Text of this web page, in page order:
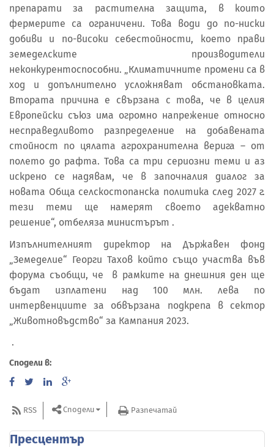
препарати за растителна защита, в които
фермерите са ограничени. Това води до по-ниски
добиви и по-високи себестойности, което прави
земеделските производители
неконкурентоспособни. „Климатичните промени са в
ход и допълнително усложняват обстановката.
Втората причина е свързана с това, че в целия
Европейски съюз има огромно напрежение относно
несправедливото разпределение на добавената
стойност по цялата агрохранителна верига – от
полето до рафта. Това са три сериозни теми и аз
искрено се надявам, че в започналия диалог за
новата Обща селскостопанска политика след 2027 г.
тези теми ще намерят своето адекватно
решение“, отбеляза министърът .
Изпълнителният директор на Държавен фонд
„Земеделие“ Георги Тахов който също участва във
форума съобщи, че в рамките на днешния ден ще
бъдат изплатени над 100 млн. лева по
интервенциите за обвързана подкрепа в сектор
„Животновъдство“ за Кампания 2023.
.
Сподели в:
RSS Сподели Разпечатай
Пресцентър